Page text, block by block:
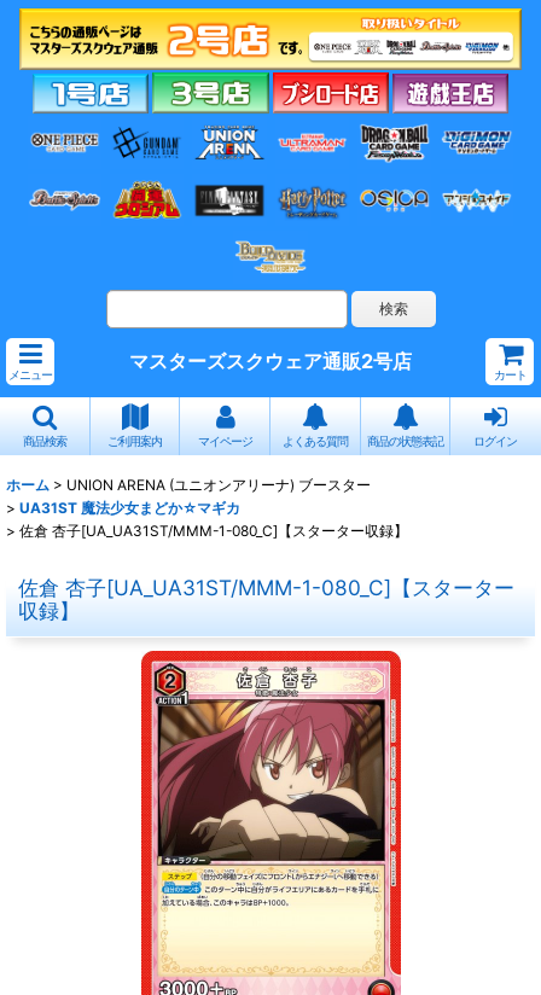
メニュー
マスターズスクウェア通販2号店
カート
商品検索 ご利用案内 マイページ よくある質問 商品の状態表記 ログイン
ホーム > UNION ARENA (ユニオンアリーナ) ブースター
> UA31ST 魔法少女まどか☆マギカ
> 佐倉 杏子[UA_UA31ST/MMM-1-080_C]【スターター収録】
佐倉 杏子[UA_UA31ST/MMM-1-080_C]【スターター
収録】